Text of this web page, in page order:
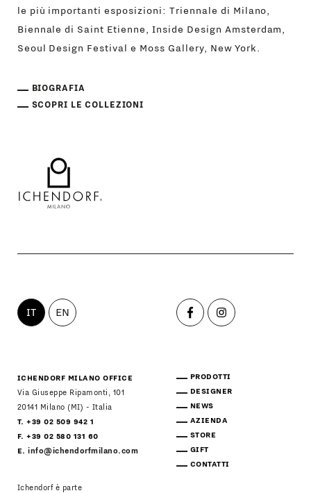
le più importanti esposizioni: Triennale di Milano,
Biennale di Saint Etienne, Inside Design Amsterdam,
Seoul Design Festival e Moss Gallery, New York.
BIOGRAFIA
SCOPRI LE COLLEZIONI
IT EN
ICHENDORF MILANO OFFICE
Via Giuseppe Ripamonti, 101
20141 Milano (MI) - Italia
T. +39 02 509 942 1
F. +39 02 580 131 60
E.info@ichendorfmilano.com
Ichendorf è parte
PRODOTTI
DESIGNER
NEWS
AZIENDA
STORE
GIFT
CONTATTI